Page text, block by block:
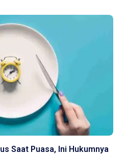
Saat Puasa, Ini Hukumnya